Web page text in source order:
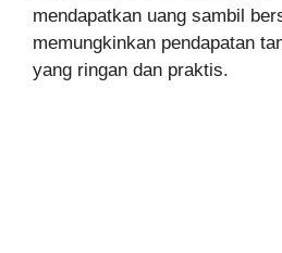
mendapatkan uang sambil
memungkinkan pendapatan
yang ringan dan praktis.